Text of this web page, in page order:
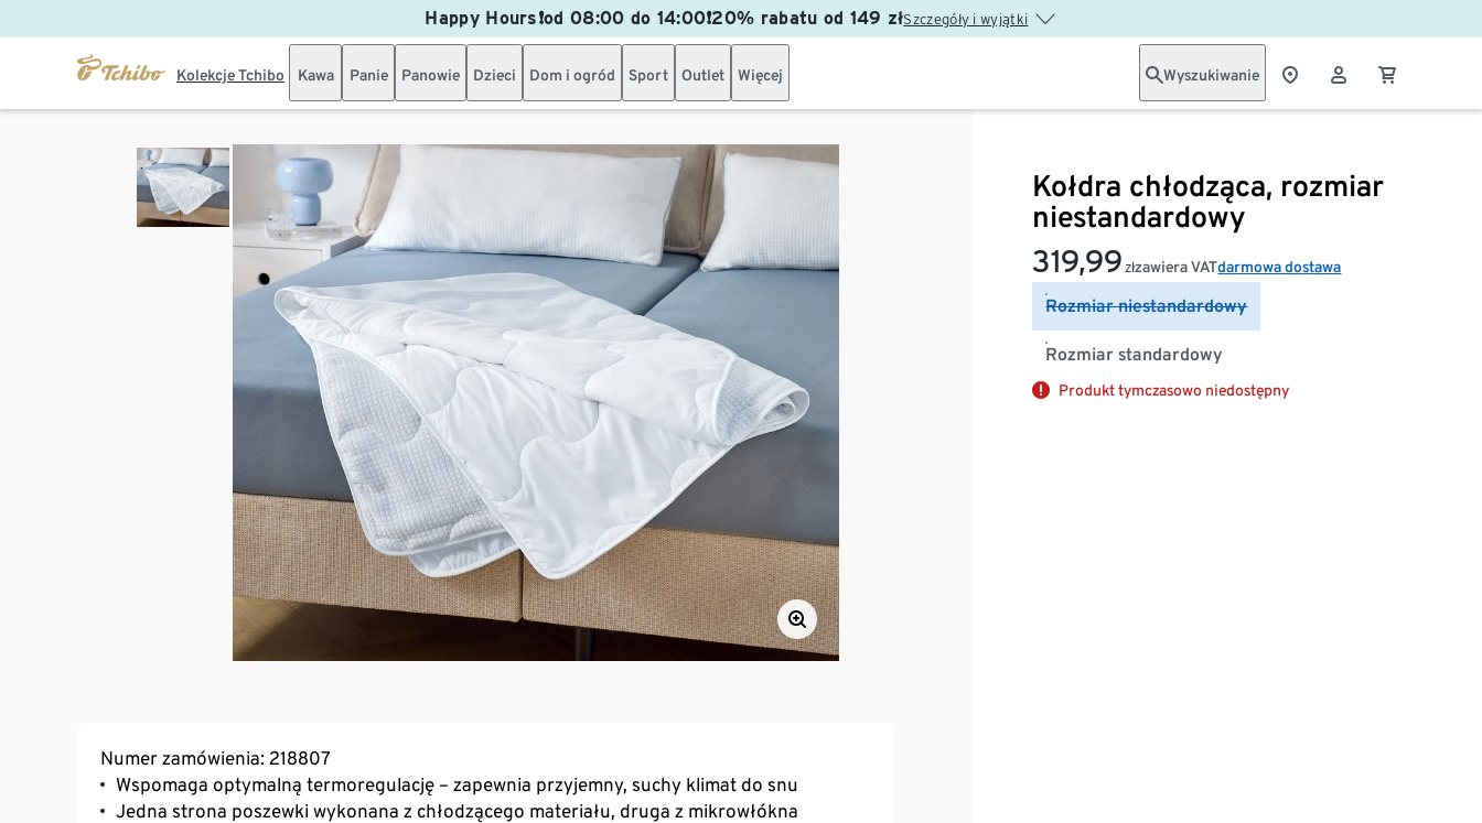
Happy Hours❗od 08:00 do 14:00❗20% rabatu od 149 złSzczegóły i wyjątki
Kolekcje Tchibo Kawa Panie Panowie Dzieci Dom i ogród Sport Outlet Więcej Wyszukiwanie
Kołdra chłodząca, rozmiar
niestandardowy
319,99 złzawiera VATdarmowa dostawa
Rozmiar niestandardowy
Rozmiar standardowy
Produkt tymczasowo niedostępny
Numer zamówienia: 218807
Wspomaga optymalną termoregulację – zapewnia przyjemny, suchy klimat do snu
Jedna strona poszewki wykonana z chłodzącego materiału, druga z mikrowłókna